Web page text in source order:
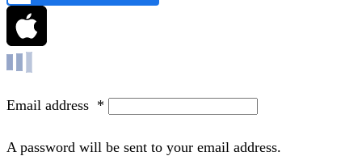
Email address *
A password will be sent to your email address.